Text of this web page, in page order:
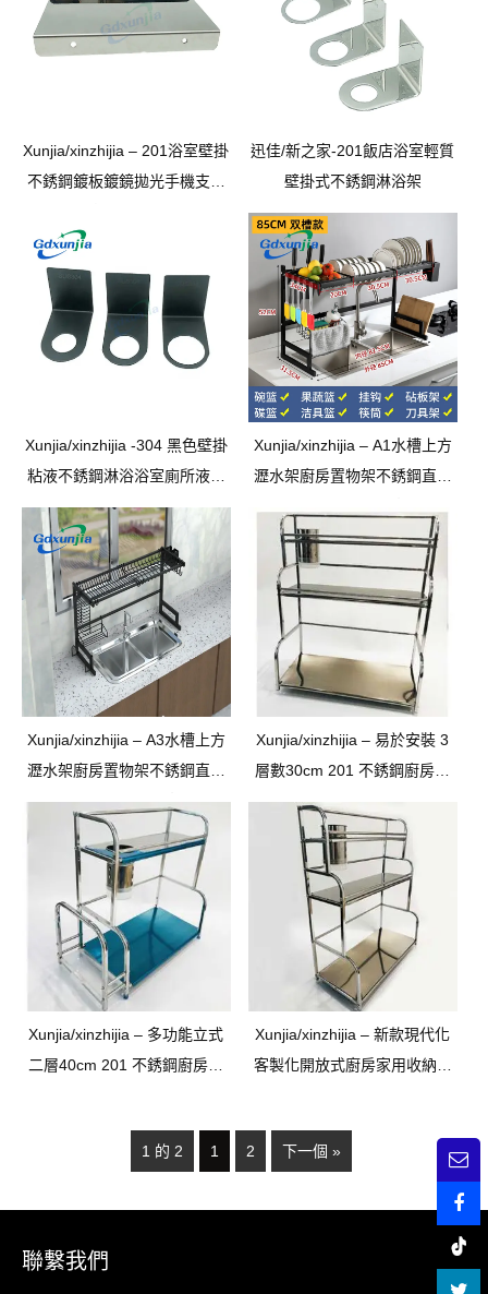
Xunjia/xinzhijia – 201浴室壁掛
不銹鋼鍍板鍍鏡拋光手機支架
迅佳/新之家-201飯店浴室輕質
壁掛式不銹鋼淋浴架
Xunjia/xinzhijia -304 黑色壁掛
粘液不銹鋼淋浴浴室廁所液體
肥皂架，用於洗髮水吊架
Xunjia/xinzhijia – A1水槽上方
瀝水架廚房置物架不銹鋼直立
架
Xunjia/xinzhijia – A3水槽上方
瀝水架廚房置物架不銹鋼直立
式瀝水收納架可調式廚房晾衣
Xunjia/xinzhijia – 易於安裝 3
層數30cm 201 不銹鋼廚房立
式調味筷子收納架
Xunjia/xinzhijia – 多功能立式
二層40cm 201 不銹鋼廚房醬
Xunjia/xinzhijia – 新款現代化
客製化開放式廚房家用收納架
1 的 2 1 2 下一個 »
聯繫我們